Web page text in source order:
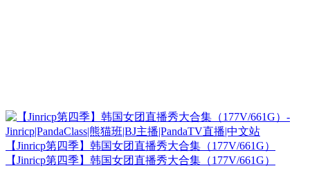
【Jinricp第四季】韩国女团直播秀大合集（177V/661G）
【Jinricp第四季】韩国女团直播秀大合集（177V/661G）